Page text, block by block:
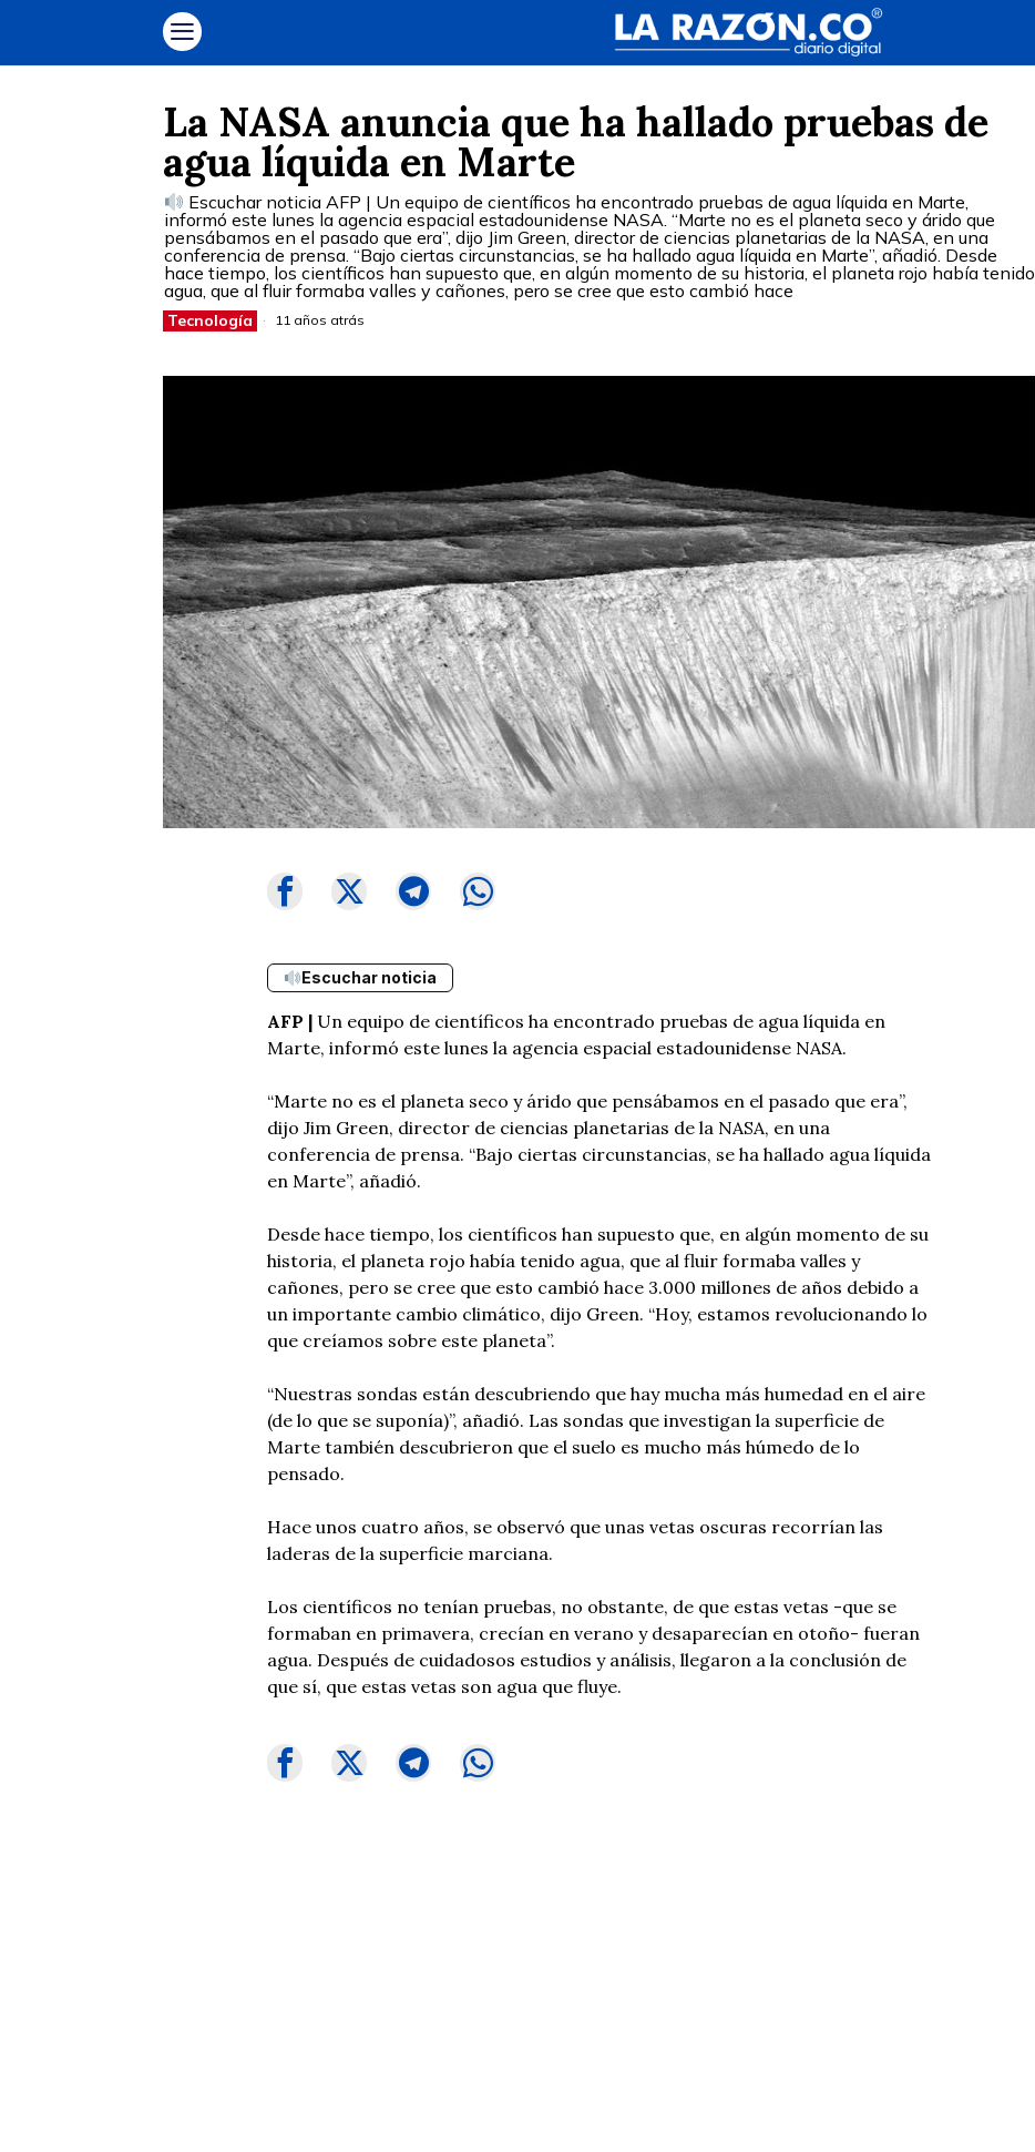
La NASA anuncia que ha hallado pruebas de
agua líquida en Marte
Escuchar noticia AFP | Un equipo de científicos ha encontrado pruebas de agua líquida en Marte,
informó este lunes la agencia espacial estadounidense NASA. “Marte no es el planeta seco y árido que
pensábamos en el pasado que era”, dijo Jim Green, director de ciencias planetarias de la NASA, en una
conferencia de prensa. “Bajo ciertas circunstancias, se ha hallado agua líquida en Marte”, añadió. Desde
hace tiempo, los científicos han supuesto que, en algún momento de su historia, el planeta rojo había tenido
agua, que al fluir formaba valles y cañones, pero se cree que esto cambió hace
Tecnología 11 años atrás
Escuchar noticia
AFP | Un equipo de científicos ha encontrado pruebas de agua líquida en
Marte, informó este lunes la agencia espacial estadounidense NASA.
“Marte no es el planeta seco y árido que pensábamos en el pasado que era”,
dijo Jim Green, director de ciencias planetarias de la NASA, en una
conferencia de prensa. “Bajo ciertas circunstancias, se ha hallado agua líquida
en Marte”, añadió.
Desde hace tiempo, los científicos han supuesto que, en algún momento de su
historia, el planeta rojo había tenido agua, que al fluir formaba valles y
cañones, pero se cree que esto cambió hace 3.000 millones de años debido a
un importante cambio climático, dijo Green. “Hoy, estamos revolucionando lo
que creíamos sobre este planeta”.
“Nuestras sondas están descubriendo que hay mucha más humedad en el aire
(de lo que se suponía)”, añadió. Las sondas que investigan la superficie de
Marte también descubrieron que el suelo es mucho más húmedo de lo
pensado.
Hace unos cuatro años, se observó que unas vetas oscuras recorrían las
laderas de la superficie marciana.
Los científicos no tenían pruebas, no obstante, de que estas vetas -que se
formaban en primavera, crecían en verano y desaparecían en otoño- fueran
agua. Después de cuidadosos estudios y análisis, llegaron a la conclusión de
que sí, que estas vetas son agua que fluye.